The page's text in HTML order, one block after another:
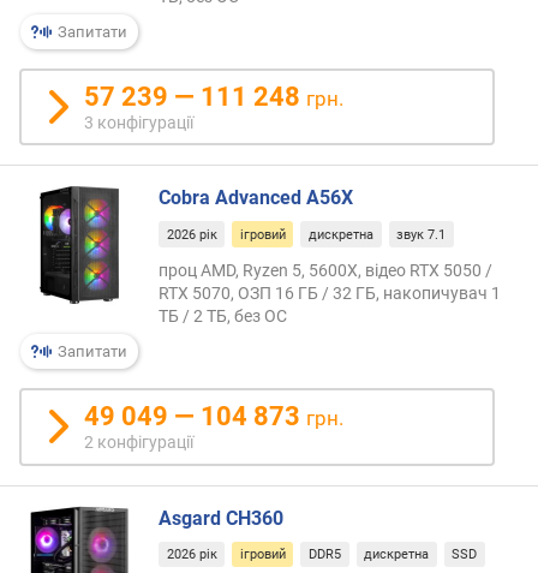
п
р
п
и
ц
і
й
і
а
г
о
н
а
л
ь
е
Запитати
57 239 — 111 248 грн.
3 конфігурації
Запитати
Cobra Advanced A56X
2026 рік ігровий дискретна звук 7.1
проц AMD, Ryzen 5, 5600X, відео RTX 5050 /
RTX 5070, ОЗП 16 ГБ / 32 ГБ, накопичувач 1
ТБ / 2 ТБ, без ОС
49 049 — 104 873 грн.
2 конфігурації
Asgard CH360
2026 рік ігровий DDR5 дискретна SSD